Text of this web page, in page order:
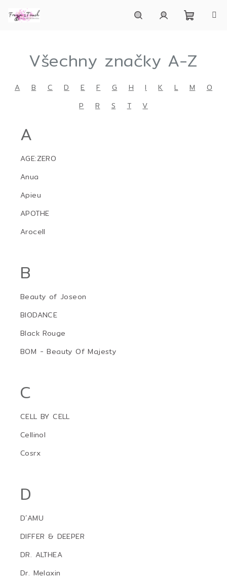
obsah
košík
Všechny značky A-Z
A B C D E F G H I K L M
O
P
R S T V
A
AGE:ZERO
Anua
Apieu
APOTHE
Arocell
B
Beauty of Joseon
BIODANCE
Black Rouge
BOM - Beauty Of Majesty
C
CELL BY CELL
Cellinol
Cosrx
D
D´AMU
DIFFER & DEEPER
DR. ALTHEA
Dr. Melaxin